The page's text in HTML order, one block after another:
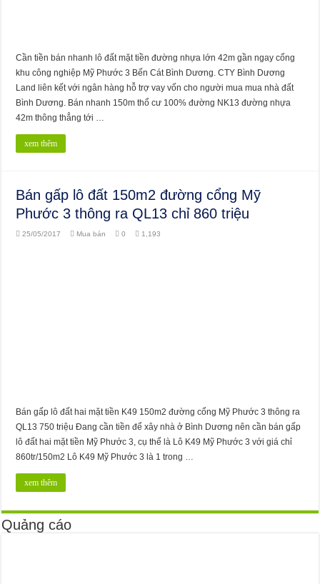
Cần tiền bán nhanh lô đất mặt tiền đường nhựa lớn 42m gần ngay cổng
khu công nghiệp Mỹ Phước 3 Bến Cát Bình Dương. CTY Bình Dương
Land liên kết với ngân hàng hỗ trợ vay vốn cho người mua mua nhà đất
Bình Dương. Bán nhanh 150m thổ cư 100% đường NK13 đường nhựa
42m thông thẳng tới …
xem thêm
Bán gấp lô đất 150m2 đường cổng Mỹ
Phước 3 thông ra QL13 chỉ 860 triệu
25/05/2017 Mua bán 0 1,193
Bán gấp lô đất hai mặt tiền K49 150m2 đường cổng Mỹ Phước 3 thông ra
QL13 750 triệu Đang cần tiền để xây nhà ở Bình Dương nên cần bán gấp
lô đất hai mặt tiền Mỹ Phước 3, cụ thể là Lô K49 Mỹ Phước 3 với giá chỉ
860tr/150m2 Lô K49 Mỹ Phước 3 là 1 trong …
xem thêm
Quảng cáo